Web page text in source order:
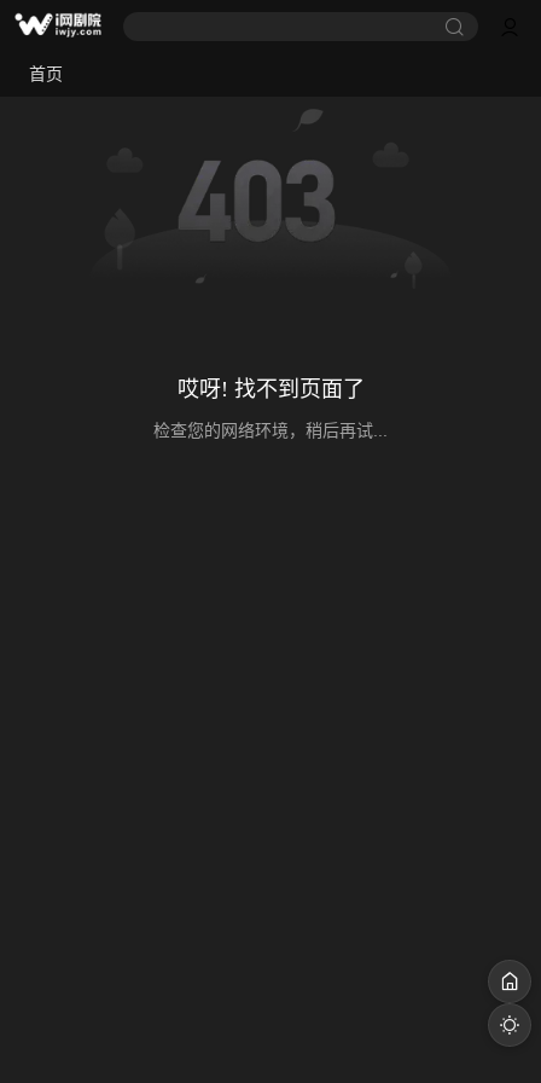
首页
哎呀! 找不到页面了
检查您的网络环境，稍后再试...